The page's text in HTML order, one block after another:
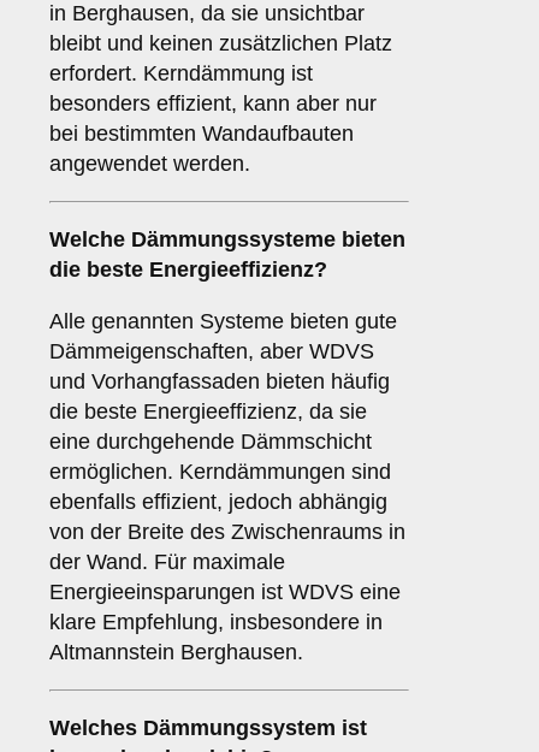
in Berghausen, da sie unsichtbar
bleibt und keinen zusätzlichen Platz
erfordert. Kerndämmung ist
besonders effizient, kann aber nur
bei bestimmten Wandaufbauten
angewendet werden.
Welche Dämmungssysteme bieten
die beste Energieeffizienz?
Alle genannten Systeme bieten gute
Dämmeigenschaften, aber WDVS
und Vorhangfassaden bieten häufig
die beste Energieeffizienz, da sie
eine durchgehende Dämmschicht
ermöglichen. Kerndämmungen sind
ebenfalls effizient, jedoch abhängig
von der Breite des Zwischenraums in
der Wand. Für maximale
Energieeinsparungen ist WDVS eine
klare Empfehlung, insbesondere in
Altmannstein Berghausen.
Welches Dämmungssystem ist